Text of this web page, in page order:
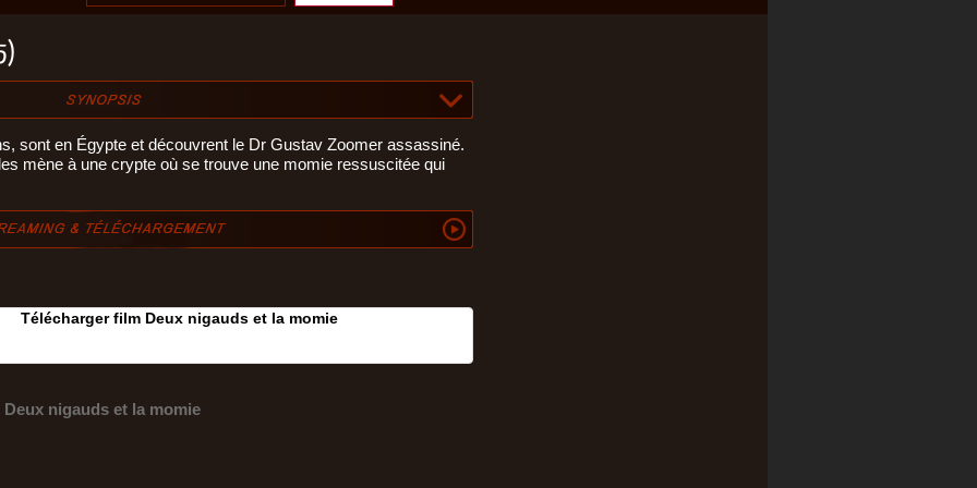
sont en Égypte et découvrent le Dr Gustav Zoomer assassiné.
mène à une crypte où se trouve une momie ressuscitée qui
Télécharger film Deux nigauds et la momie
Deux nigauds et la momie